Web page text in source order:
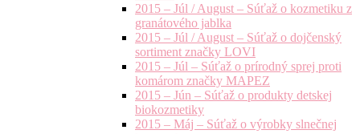
2015 – Júl / August – Súťaž o kozmetiku z
granátového jablka
2015 – Júl / August – Súťaž o dojčenský
sortiment značky LOVI
2015 – Júl – Súťaž o prírodný sprej proti
komárom značky MAPEZ
2015 – Jún – Súťaž o produkty detskej
biokozmetiky
2015 – Máj – Súťaž o výrobky slnečnej